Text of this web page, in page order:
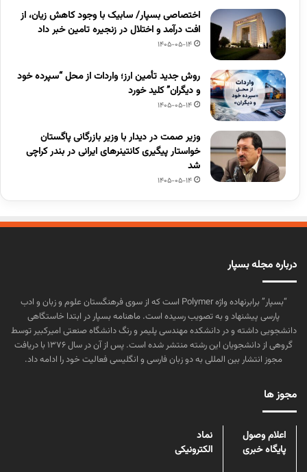
اختصاصی بسپار/ سابیک با وجود کاهش زیان، از
افت درآمد و اختلال در زنجیره تامین خبر داد
1405-05-14
روش جدید تأمین ارز؛ واردات از محل “سپرده خود
و دیگران” کلید خورد
1405-05-14
وزیر صمت در دیدار با وزیر بازرگانی پاگستان
خواستار پیگیری کانتینرهای ایرانی در بندر کراچی
شد
1405-05-14
درباره مجله بسپار
“بسپار” برابرنهاده واژه Polymer است که از سوی فرهنگستان علوم و زبان و ادب
پارسی پیشنهاد و به تصویب رسیده است. ماهنامه بسپار در ابتدا خاستگاهی
دانشجویی داشته و در دانشکده مهندسی پلیمر و رنگ دانشگاه صنعتی امیرکبیر توسط
گروهی از دانشجویان این رشته منتشر شده است. پس از آن در سال ۱۳۷۶ با دریافت
مجوز انتشار بین المللی به دو زبان فارسی و انگلیسی فعالیت خود را ادامه داد.
مجوز ها
اعلام وصول
پایگاه خبری
نماد
الکترونیکی